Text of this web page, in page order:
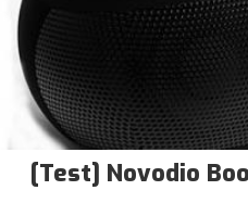
[Test] Novodio